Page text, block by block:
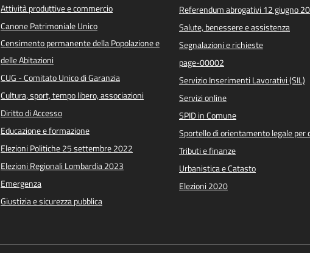
Attività produttive e commercio
Canone Patrimoniale Unico
Censimento permanente della Popolazione e
delle Abitazioni
CUG - Comitato Unico di Garanzia
Cultura, sport, tempo libero, associazioni
Diritto di Accesso
Educazione e formazione
Elezioni Politiche 25 settembre 2022
Elezioni Regionali Lombardia 2023
Emergenza
Giustizia e sicurezza pubblica
Referendum abrogativi 12 giugno
Salute, benessere e assistenza
Segnalazioni e richieste
page-00002
Servizio Inserimenti Lavorativi (SIL)
Servizi online
SPID in Comune
Sportello di orientamento legale per
Tributi e finanze
Urbanistica e Catasto
Elezioni 2020